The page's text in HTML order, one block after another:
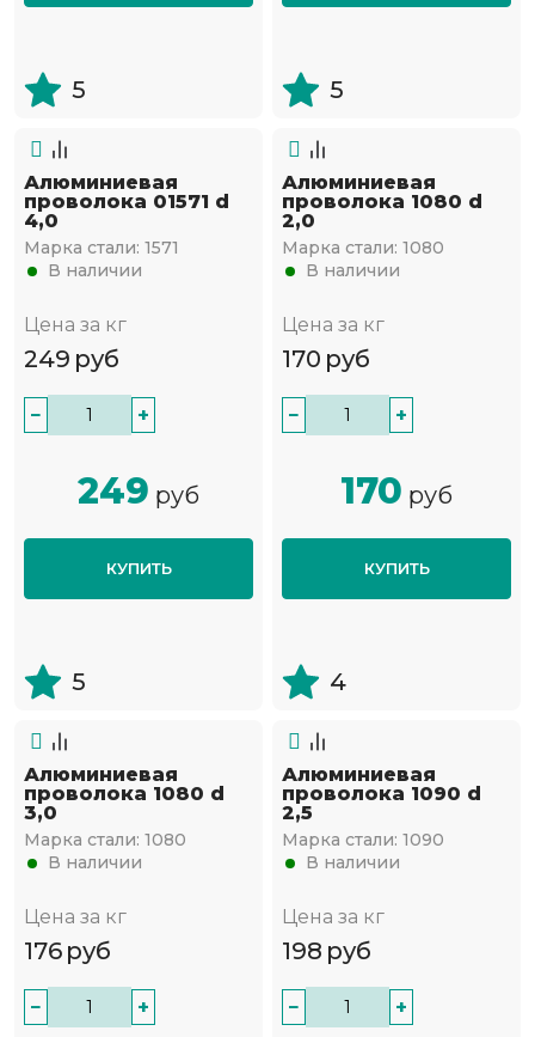
5 5
Алюминиевая
проволока 01571 d
4,0
Марка стали: 1571
В наличии
Цена за кг
249 руб
− +
249 руб
КУПИТЬ
5
Алюминиевая
проволока 1080 d
2,0
Марка стали: 1080
В наличии
Цена за кг
170 руб
− +
170 руб
КУПИТЬ
4
Алюминиевая
проволока 1080 d
3,0
Марка стали: 1080
В наличии
Цена за кг
176 руб
− +
Алюминиевая
проволока 1090 d
2,5
Марка стали: 1090
В наличии
Цена за кг
198 руб
− +